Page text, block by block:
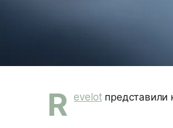
R evelot представили